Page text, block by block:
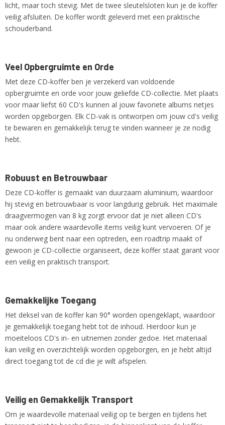
licht, maar toch stevig. Met de twee sleutelsloten kun je de koffer
veilig afsluiten. De koffer wordt geleverd met een praktische
schouderband.
Veel Opbergruimte en Orde
Met deze CD-koffer ben je verzekerd van voldoende
opbergruimte en orde voor jouw geliefde CD-collectie. Met plaats
voor maar liefst 60 CD's kunnen al jouw favoriete albums netjes
worden opgeborgen. Elk CD-vak is ontworpen om jouw cd's veilig
te bewaren en gemakkelijk terug te vinden wanneer je ze nodig
hebt.
Robuust en Betrouwbaar
Deze CD-koffer is gemaakt van duurzaam aluminium, waardoor
hij stevig en betrouwbaar is voor langdurig gebruik. Het maximale
draagvermogen van 8 kg zorgt ervoor dat je niet alleen CD's
maar ook andere waardevolle items veilig kunt vervoeren. Of je
nu onderweg bent naar een optreden, een roadtrip maakt of
gewoon je CD-collectie organiseert, deze koffer staat garant voor
een veilig en praktisch transport.
Gemakkelijke Toegang
Het deksel van de koffer kan 90° worden opengeklapt, waardoor
je gemakkelijk toegang hebt tot de inhoud. Hierdoor kun je
moeiteloos CD's in- en uitnemen zonder gedoe. Het materiaal
kan veilig en overzichtelijk worden opgeborgen, en je hebt altijd
direct toegang tot de cd die je wilt afspelen.
Veilig en Gemakkelijk Transport
Om je waardevolle materiaal veilig op te bergen en tijdens het